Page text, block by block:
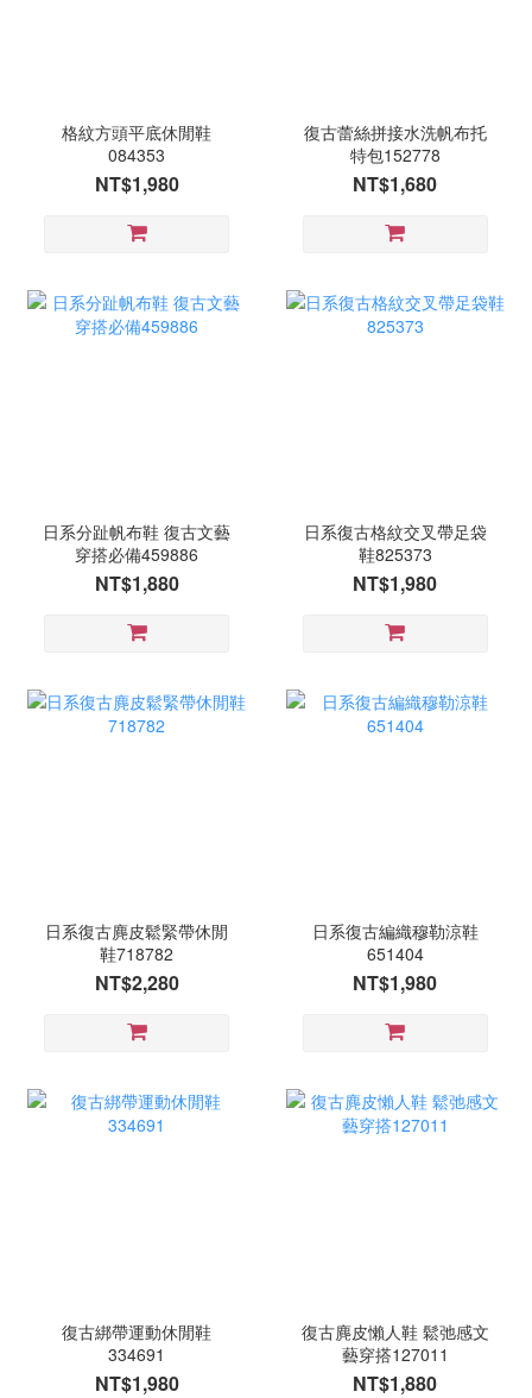
格紋方頭平底休閒鞋
084353
NT$1,980
復古蕾絲拼接水洗帆布托
特包152778
NT$1,680
日系分趾帆布鞋 復古文藝
穿搭必備459886
NT$1,880
日系復古格紋交叉帶足袋
鞋825373
NT$1,980
日系復古麂皮鬆緊帶休閒
鞋718782
NT$2,280
日系復古編織穆勒涼鞋
651404
NT$1,980
復古綁帶運動休閒鞋
334691
NT$1,980
復古麂皮懶人鞋 鬆弛感文
藝穿搭127011
NT$1,880